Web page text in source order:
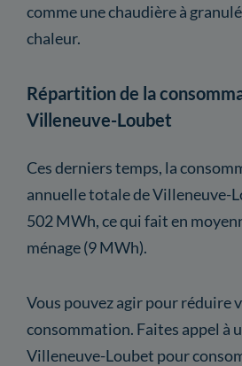
comme une chaudière à
chaleur.
Répartition de la
Villeneuve-Loubet
Ces derniers temps, la
annuelle totale de Villeneuve-
502 MWh, ce qui fait en
ménage (9 MWh).
Vous pouvez agir pour réduire
consommation. Faites appel à
Villeneuve-Loubet pour